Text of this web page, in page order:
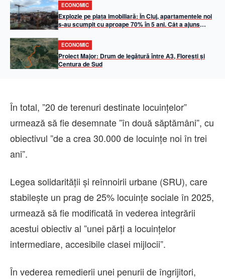
ECONOMIC
Explozie pe piața imobiliară: În Cluj, apartamentele noi
s-au scumpit cu aproape 70% în 5 ani. Cât a ajuns
ECONOMIC
Proiect Major: Drum de legătură între A3, Florești și
Centura de Sud
În total, ”20 de terenuri destinate locuinţelor”
urmează să fie desemnate ”în două săptămâni”, cu
obiectivul ”de a crea 30.000 de locuinţe noi în trei
ani”.
Legea solidarităţii şi reînnoirii urbane (SRU), care
stabileşte un prag de 25% locuinţe sociale în 2025,
urmează să fie modificată în vederea integrării
acestui obiectiv al ”unei părţi a locuinţelor
intermediare, accesibile clasei mijlocii”.
În vederea remedierii unei penurii de îngrijitori,